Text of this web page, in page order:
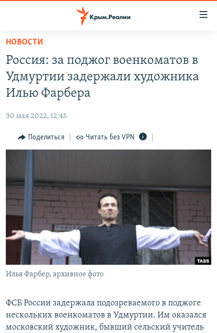
Вернуться
основному
содержанию
Вернутся
главной
Вернутся
11 ЛЕТ ОККУПАЦИИ КРЫМА. 11 ИСТОРИЙ СОПРОТИВЛЕНИЯ
ВОДА
ЕЩЕ
ИНТЕРАКТИВ
СОВЕТЫ ПРАВОЗАЩИТНИКОВ
ПРОПАВШИЕ БЕЗ ВЕСТИ
ПОБЕДИТЕЛЕЙ НЕ СУДЯТ?
КРЫМ.НЕПОКОРЕННЫЙ
ELIFBE
УКРАИНСКАЯ ПРОБЛЕМА КРЫМА
РАДІО СВОБОДА
Українською
Qırımtatar
ПРИСОЕДИНЯЙТЕСЬ!
НОВОСТИ
Россия: за поджог военкоматов в
Удмуртии задержали художника
Илью Фарбера
30 мая 2022, 12:45
Поделиться Читать без VPN
Илья Фарбер, архивное фото
ФСБ России задержала подозреваемого в поджоге
нескольких военкоматов в Удмуртии. Им оказался
московский художник, бывший сельский учитель